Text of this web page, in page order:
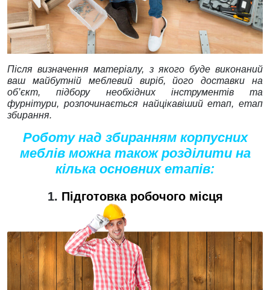
Після визначення матеріалу, з якого буде виконаний
ваш майбутній меблевий виріб, його доставки на
об’єкт, підбору необхідних інструментів та
фурнітури, розпочинається найцікавіший етап, етап
збирання.
Роботу над збиранням корпусних
меблів можна також розділити на
кілька основних етапів:
1. Підготовка робочого місця